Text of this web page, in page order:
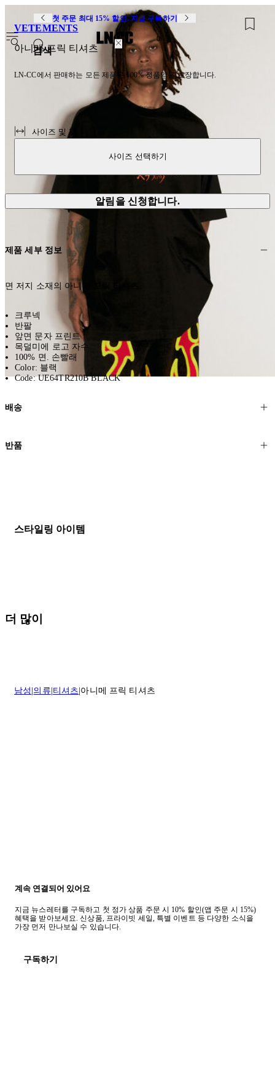
첫 주문 최대 15% 할인. 지금 구독하기
검색
0
VETEMENTS
아니메 프릭 티셔츠
LN-CC에서 판매하는 모든 제품은 100% 정품임을 보장합니다.
사이즈 및 핏
사이즈 선택하기
알림을 신청합니다.
제품 세부 정보
면 저지 소재의 아니메 프릭 티셔츠.
크루넥
반팔
앞면 문자 프린트
목덜미에 로고 자수
100% 면. 손빨래
Color: 블랙
Code: UE64TR210B BLACK
배송
고객님의 위치에 따라 일반 배송과 익스프레스 배송을 제공합니다.
세일 기간에는 배송이 다소 지연될 수 있습니다. 궁금하신 점이 있거
나 도움이 필요하신 경우 고객센터로 문의해 주세요.
반품
스타일링 아이템
더 많이
남성 의류 티셔츠 아니메 프릭 티셔츠
계속 연결되어 있어요
지금 뉴스레터를 구독하고 첫 정가 상품 주문 시 10% 할인(앱 주문 시 15%)
혜택을 받아보세요. 신상품, 프라이빗 세일, 특별 이벤트 등 다양한 소식을
가장 먼저 만나보실 수 있습니다.
구독하기